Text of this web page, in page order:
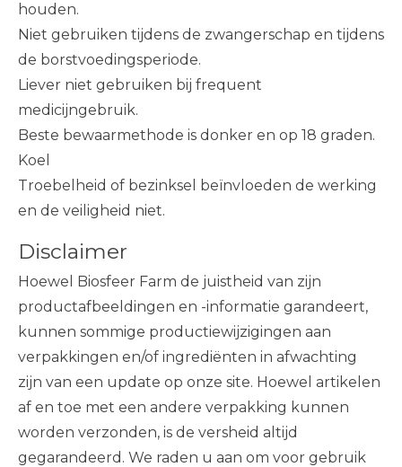
houden.
Niet gebruiken tijdens de zwangerschap en tijdens
de borstvoedingsperiode.
Liever niet gebruiken bij frequent
medicijngebruik.
Beste bewaarmethode is donker en op 18 graden.
Koel
Troebelheid of bezinksel beïnvloeden de werking
en de veiligheid niet.
Disclaimer
Hoewel Biosfeer Farm de juistheid van zijn
productafbeeldingen en -informatie garandeert,
kunnen sommige productiewijzigingen aan
verpakkingen en/of ingrediënten in afwachting
zijn van een update op onze site. Hoewel artikelen
af ​​en toe met een andere verpakking kunnen
worden verzonden, is de versheid altijd
gegarandeerd. We raden u aan om voor gebruik